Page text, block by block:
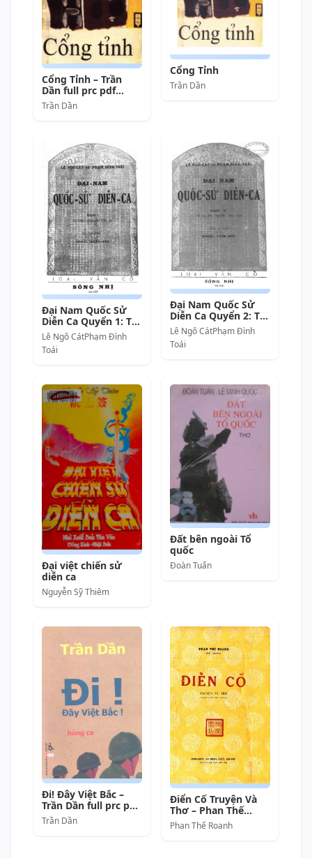
Cổng Tỉnh – Trần
Dần full prc pdf
epub azw3 [Thơ Ca]
Trần Dần
Cổng Tỉnh
Trần Dần
Đại Nam Quốc Sử
Diễn Ca Quyển 1: Từ
Hồng-Bàng đến
Tiền-Lê – Lê Ngô Cát
& Phạm Đình Toái
Lê Ngô CátPhạm Đình
Toái
Đại Nam Quốc Sử
Diễn Ca Quyển 2: Từ
Lý đến Nguyễn Tây-
sơn – Lê Ngô Cát &
Phạm Đình Toái full
Lê Ngô CátPhạm Đình
Toái
Đại việt chiến sử
diễn ca
Nguyễn Sỹ Thiêm
Đất bên ngoài Tổ
quốc
Đoàn Tuấn
Đi! Đây Việt Bắc –
Trần Dần full prc pdf
epub azw3 [Thơ Ca]
Trần Dần
Điển Cố Truyện Và
Thơ – Phan Thế
Roanh full prc pdf
epub azw3 [Thơ Ca]
Phan Thế Roanh